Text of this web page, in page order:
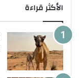
الأكثر قراءة